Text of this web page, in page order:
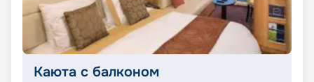
Каюта с балконом